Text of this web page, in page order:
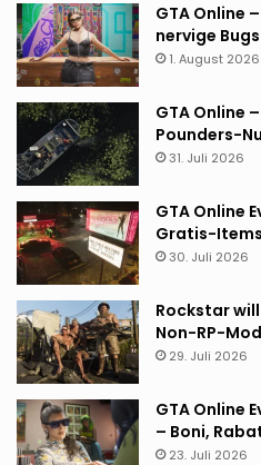
GTA Online
nervige
1. August 2026
GTA Online
Pounders-
31. Juli 2026
GTA Online
Gratis-
30. Juli 2026
Rockstar
Non-RP-
29. Juli 2026
GTA Online
– Boni,
23. Juli 2026